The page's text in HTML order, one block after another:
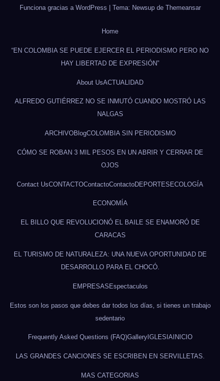
Funciona gracias a WordPress | Tema: Newsup de Themeansar
Home
“EN COLOMBIA SE PUEDE EJERCER EL PERIODISMO PERO NO
HAY LIBERTAD DE EXPRESIÓN”
About UsACTUALIDAD
ALFREDO GUTIÉRREZ NO SE INMUTÓ CUANDO MOSTRÓ LAS
NALGAS
ARCHIVOBlogCOLOMBIA SIN PERIODISMO
CÓMO SE ROBAN 3 MIL PESOS EN UN ABRIR Y CERRAR DE
OJOS
Contact UsCONTACTOContactoContactoDEPORTESECOLOGÍA
ECONOMÍA
EL BILLO QUE REVOLUCIONÓ EL BAILE SE ENAMORÓ DE
CARACAS
EL TURISMO DE NATURALEZA: UNA NUEVA OPORTUNIDAD DE
DESARROLLO PARA EL CHOCÓ.
EMPRESAS Espectaculos
Estos son los pasos que debes dar todos los días, si tienes un trabajo
sedentario
Frequently Asked Questions (FAQ)GalleryIGLESIAINICIO
LAS GRANDES CANCIONES SE ESCRIBEN EN SERVILLETAS.
MAS CATEGORIAS